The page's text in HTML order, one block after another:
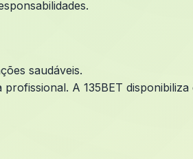
saudáveis.
A 135BET